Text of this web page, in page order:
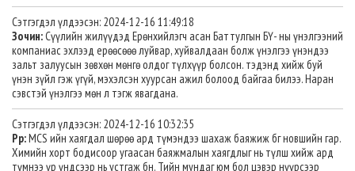
Сэтгэгдэл үлдээсэн: 2024-12-16 11:49:18
Зочин:Сүүлийн жилүүдэд Ерөнхийлэгч асан Баттулгын БҮ- ны үнэлгээний
компаниас эхлээд ерөөсөөө луйвар, хуйвалдаан болж үнэлгээ үнэндээ
зальт залуусын зөвхөн мөнгө олдог түлхүүр болсон. тэдэнд хийж буй
үнэн зүйл гэж үгүй, мэхэлсэн хуурсан ажил болоод байгаа билээ. Наран
сэвстэй үнэлгээ мөн л тэгж явагдана.
Сэтгэгдэл үлдээсэн: 2024-12-16 10:32:35
Рр:MCS ийн хаягдал шөрөө ард түмэндээ шахаж баяжиж бг новшийн гар.
Химийн хорт бодисоор угаасан баяжмалын хаягдлыг нь түлш хийж ард
түмнээ үр үндсээр нь устгаж бн. Тийн мундаг юм бол цэвэр нүүрсээр